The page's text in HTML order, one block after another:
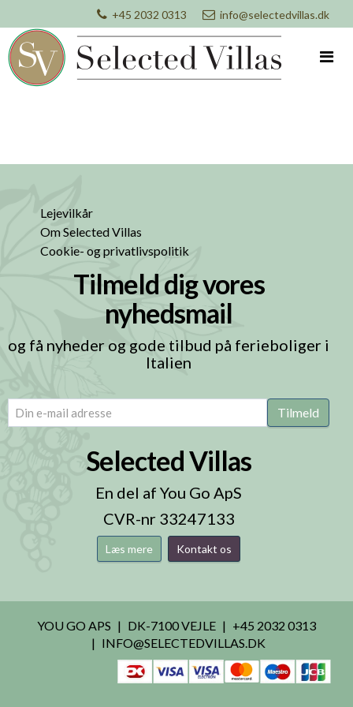
+45 2032 0313 info@selectedvillas.dk
Lejevilkår
Om Selected Villas
Cookie- og privatlivspolitik
Tilmeld dig vores
nyhedsmail
og få nyheder og gode tilbud på ferieboliger i
Italien
email (Påkrævet) Tilmeld
Selected Villas
En del af You Go ApS
CVR-nr 33247133
Læs mere Kontakt os
YOU GO APS DK-7100 VEJLE
+45 2032 0313
INFO@SELECTEDVILLAS.DK